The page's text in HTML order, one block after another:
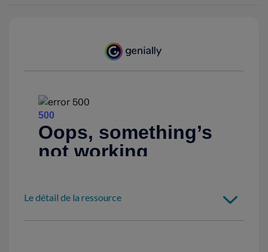
Le détail de la ressource